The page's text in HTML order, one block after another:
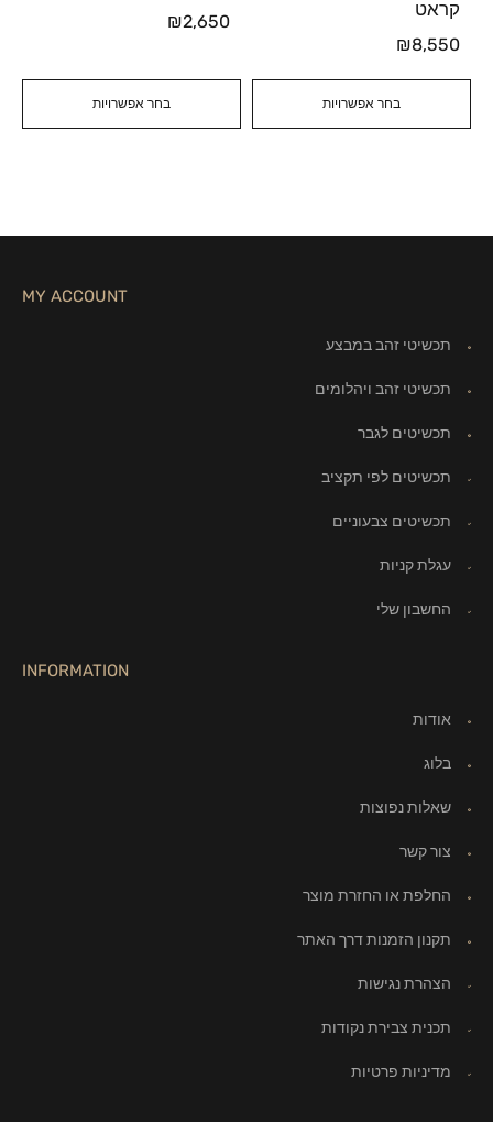
בחר אפשרויות
קראט
₪8,550
בחר אפשרויות
₪2,650
MY ACCOUNT
תכשיטי זהב במבצע
תכשיטי זהב ויהלומים
תכשיטים לגבר
תכשיטים לפי תקציב
תכשיטים צבעוניים
עגלת קניות
החשבון שלי
INFORMATION
אודות
בלוג
שאלות נפוצות
צור קשר
החלפת או החזרת מוצר
תקנון הזמנות דרך האתר
הצהרת נגישות
תכנית צבירת נקודות
מדיניות פרטיות